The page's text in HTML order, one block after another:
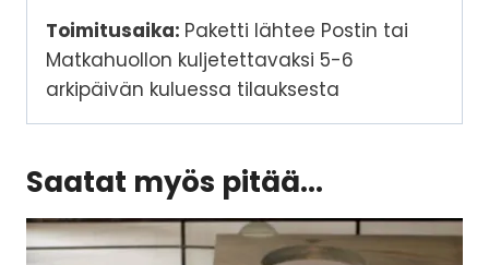
Toimitusaika: Paketti lähtee Postin tai
Matkahuollon kuljetettavaksi 5-6
arkipäivän kuluessa tilauksesta
Saatat myös pitää...